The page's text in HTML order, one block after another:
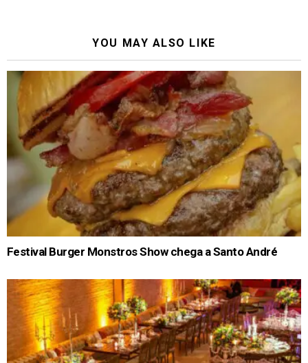
YOU MAY ALSO LIKE
Festival Burger Monstros Show chega a Santo André